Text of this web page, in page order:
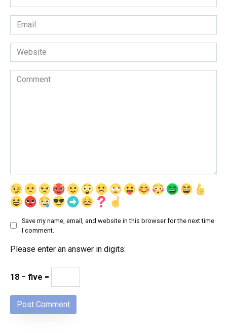
*
Email
*
Website
Comment
Save my name, email, and website in this browser for the next time
I comment.
Please enter an answer in digits:
18 − five =